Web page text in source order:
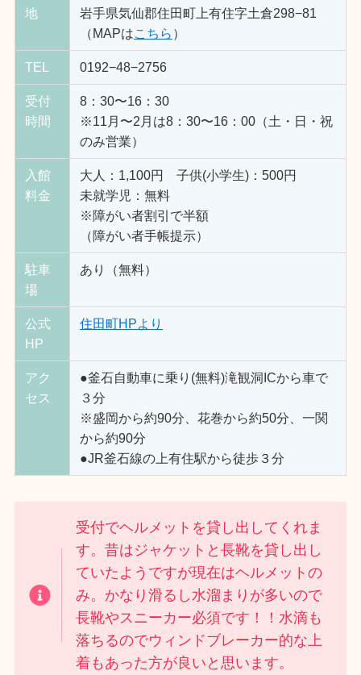
地
岩手県気仙郡住田町上有住字土倉298−81
（MAPはこちら ）
TEL 0192−48−2756
受付
時間
8：30〜16：30
※11月〜2月は8：30〜16：00（土・日・祝
のみ営業）
入館
料金
大人：1,100円 子供(小学生)：500円
未就学児：無料
※障がい者割引で半額
（障がい者手帳提示）
駐車
場
あり（無料）
公式
HP
住田町HPより
アク
セス
●釜石自動車に乗り(無料)滝観洞ICから車で
３分
※盛岡から約90分、花巻から約50分、一関
から約90分
●JR釜石線の上有住駅から徒歩３分
受付でヘルメットを貸し出してくれま
す。昔はジャケットと長靴を貸し出し
ていたようですが現在はヘルメットの
み。かなり滑るし水溜まりが多いので
長靴やスニーカー必須です！！水滴も
落ちるのでウィンドブレーカー的な上
着もあった方が良いと思います。